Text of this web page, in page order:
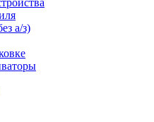
а/з)